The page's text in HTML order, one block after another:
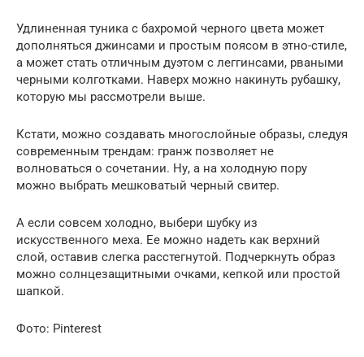
Удлиненная туника с бахромой черного цвета может
дополняться джинсами и простым поясом в этно-стиле,
а может стать отличным дуэтом с леггинсами, рваными
черными колготками. Наверх можно накинуть рубашку,
которую мы рассмотрели выше.
Кстати, можно создавать многослойные образы, следуя
современным трендам: гранж позволяет не
волноваться о сочетании. Ну, а на холодную пору
можно выбрать мешковатый черный свитер.
А если совсем холодно, выбери шубку из
искусственного меха. Ее можно надеть как верхний
слой, оставив слегка расстегнутой. Подчеркнуть образ
можно солнцезащитными очками, кепкой или простой
шапкой.
Фото: Pinterest